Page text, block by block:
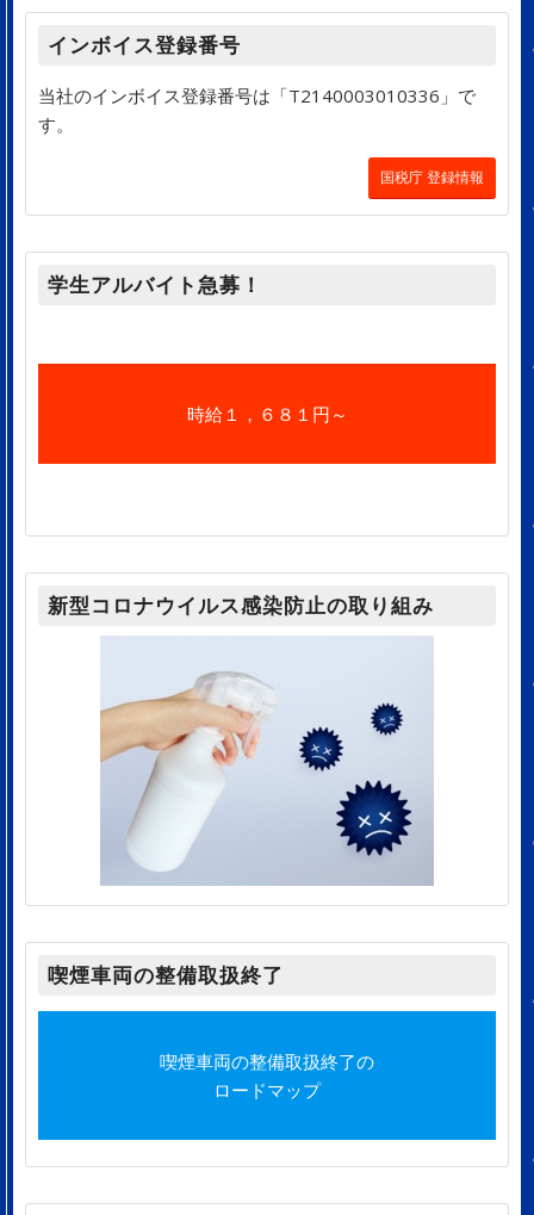
インボイス登録番号
当社のインボイス登録番号は「T2140003010336」で
す。
国税庁 登録情報
学生アルバイト急募！
時給１，６８１円～
新型コロナウイルス感染防止の取り組み
喫煙車両の整備取扱終了
喫煙車両の整備取扱終了の
ロードマップ